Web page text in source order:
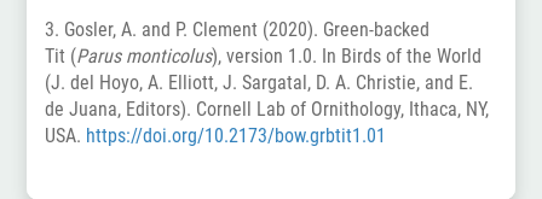
3. Gosler, A. and P. Clement (2020). Green-backed
Tit (Parus monticolus), version 1.0. In Birds of the World
(J. del Hoyo, A. Elliott, J. Sargatal, D. A. Christie, and E.
de Juana, Editors). Cornell Lab of Ornithology, Ithaca, NY,
USA. https://doi.org/10.2173/bow.grbtit1.01